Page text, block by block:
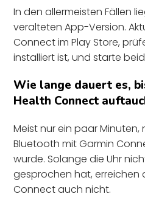
In den allermeisten Fällen
veralteten App-Version.
Connect im Play Store,
installiert ist, und starte
Wie lange dauert es,
Health Connect
Meist nur ein paar
Bluetooth mit Garmin
wurde. Solange die Uhr
gesprochen hat, erreichen
Connect auch nicht.